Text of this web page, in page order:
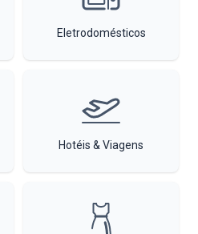
Eletrodomésticos
Hotéis & Viagens